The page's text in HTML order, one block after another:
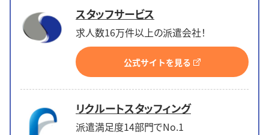
スタッフサービス
求人数16万件以上の派遣会社！
公式サイトを見る
リクルートスタッフィング
派遣満足度14部門でNo.1